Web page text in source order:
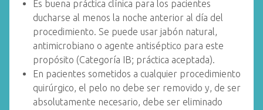
Es buena práctica clínica para los pacientes
ducharse al menos la noche anterior al día del
procedimiento. Se puede usar jabón natural,
antimicrobiano o agente antiséptico para este
propósito (Categoría IB; práctica aceptada).
En pacientes sometidos a cualquier procedimiento
quirúrgico, el pelo no debe ser removido y, de ser
absolutamente necesario, debe ser eliminado